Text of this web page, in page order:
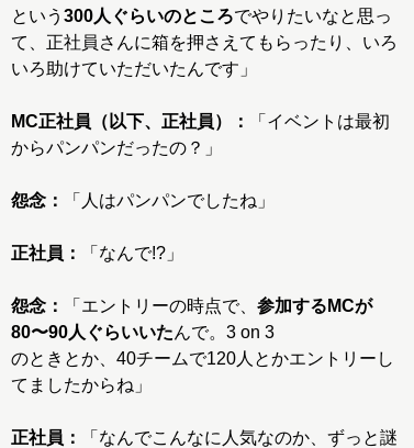
という 300人ぐらいのところでやりたいなと思っ
て、正社員さんに箱を押さえてもらったり、いろ
いろ助けていただいたんです」
MC正社員（以下、正社員）：
「イベントは最初
からパンパンだったの？」
怨念： 「人はパンパンでしたね」
正社員： 「なんで!?」
怨念： 「エントリーの時点で、 参加するMCが
80〜90人ぐらいいたんで。3 on 3
のときとか、40チームで120人とかエントリーし
てましたからね」
正社員：
「なんでこんなに人気なのか、ずっと謎